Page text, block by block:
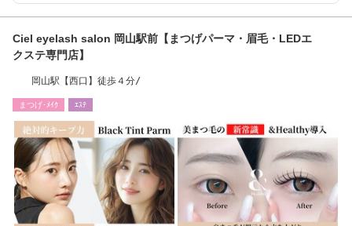
Ciel eyelash salon 岡山駅前【まつげパーマ・眉毛・LEDエ
クステ専門店】
岡山駅【西口】徒歩４分/
まつげ･ﾒｲｸ ｴｽﾃ